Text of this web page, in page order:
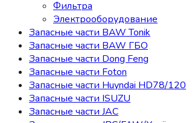
Фильтра
Электрооборудование
Запасные части BAW Tonik
Запасные части BAW ГБО
Запасные части Dong Feng
Запасные части Foton
Запасные части Huyndai HD78/120
Запасные части ISUZU
Запасные части JAC